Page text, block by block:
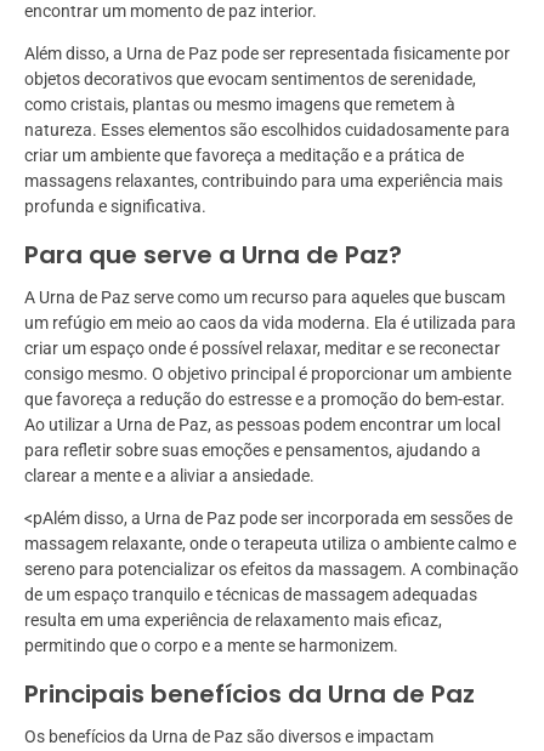
encontrar um momento de paz interior.
Além disso, a Urna de Paz pode ser representada fisicamente por
objetos decorativos que evocam sentimentos de serenidade,
como cristais, plantas ou mesmo imagens que remetem à
natureza. Esses elementos são escolhidos cuidadosamente para
criar um ambiente que favoreça a meditação e a prática de
massagens relaxantes, contribuindo para uma experiência mais
profunda e significativa.
Para que serve a Urna de Paz?
A Urna de Paz serve como um recurso para aqueles que buscam
um refúgio em meio ao caos da vida moderna. Ela é utilizada para
criar um espaço onde é possível relaxar, meditar e se reconectar
consigo mesmo. O objetivo principal é proporcionar um ambiente
que favoreça a redução do estresse e a promoção do bem-estar.
Ao utilizar a Urna de Paz, as pessoas podem encontrar um local
para refletir sobre suas emoções e pensamentos, ajudando a
clarear a mente e a aliviar a ansiedade.
<pAlém disso, a Urna de Paz pode ser incorporada em sessões de
massagem relaxante, onde o terapeuta utiliza o ambiente calmo e
sereno para potencializar os efeitos da massagem. A combinação
de um espaço tranquilo e técnicas de massagem adequadas
resulta em uma experiência de relaxamento mais eficaz,
permitindo que o corpo e a mente se harmonizem.
Principais benefícios da Urna de Paz
Os benefícios da Urna de Paz são diversos e impactam